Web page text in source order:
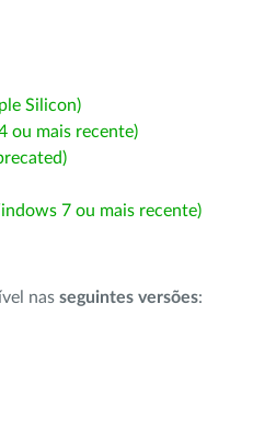
Silicon)
ou mais recente)
7 ou mais recente)
nas seguintes versões: